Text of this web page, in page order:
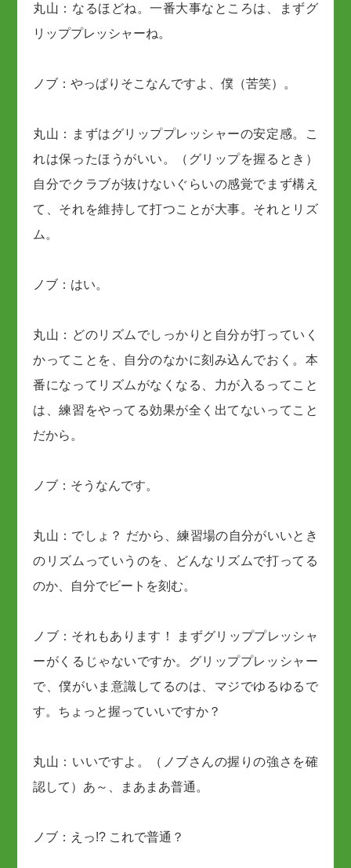
丸山：なるほどね。一番大事なところは、まずグ
リッププレッシャーね。
ノブ：やっぱりそこなんですよ、僕（苦笑）。
丸山：まずはグリッププレッシャーの安定感。こ
れは保ったほうがいい。（グリップを握るとき）
自分でクラブが抜けないぐらいの感覚でまず構え
て、それを維持して打つことが大事。それとリズ
ム。
ノブ：はい。
丸山：どのリズムでしっかりと自分が打っていく
かってことを、自分のなかに刻み込んでおく。本
番になってリズムがなくなる、力が入るってこと
は、練習をやってる効果が全く出てないってこと
だから。
ノブ：そうなんです。
丸山：でしょ？ だから、練習場の自分がいいとき
のリズムっていうのを、どんなリズムで打ってる
のか、自分でビートを刻む。
ノブ：それもあります！ まずグリッププレッシャ
ーがくるじゃないですか。グリッププレッシャー
で、僕がいま意識してるのは、マジでゆるゆるで
す。ちょっと握っていいですか？
丸山：いいですよ。（ノブさんの握りの強さを確
認して）あ～、まあまあ普通。
ノブ：えっ!? これで普通？